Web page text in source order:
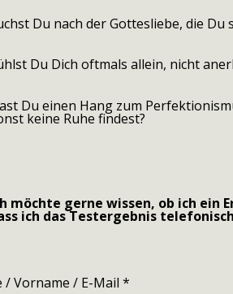
Du nach der Gottesliebe, die
Du Dich oftmals allein, nicht
Du einen Hang zum
keine Ruhe findest?
möchte gerne wissen, ob ich ein
ich das Testergebnis
/ Vorname / E-Mail